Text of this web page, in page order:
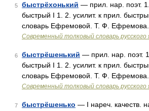
5 быстрёхонький — прил. нар. поэт.
быстрый I 1. 2. усилит. к прил.
словарь Ефремовой. Т. Ф. Ефремова.
Современный толковый словарь
6 быстрёшенький — прил. нар. поэт.
быстрый I 1. 2. усилит. к прил.
словарь Ефремовой. Т. Ф. Ефремова.
Современный толковый словарь
7 быстрёшенько — I нареч. качеств.